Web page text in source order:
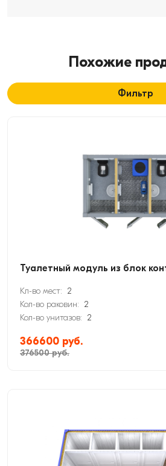
Похожие
Фильтр
Туалетный модуль из блок
Кл-во мест: 2
Кол-во раковин: 2
Кол-во унитазов: 2
366600 руб.
376500 руб.